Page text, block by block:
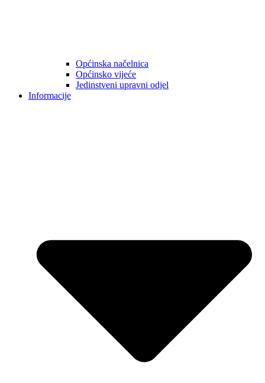
Općinska načelnica
Općinsko vijeće
Jedinstveni upravni odjel
Informacije